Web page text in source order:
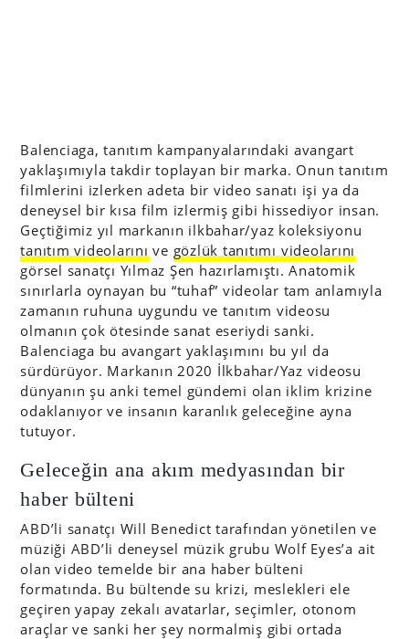
Balenciaga, tanıtım kampanyalarındaki avangart
yaklaşımıyla takdir toplayan bir marka. Onun tanıtım
filmlerini izlerken adeta bir video sanatı işi ya da
deneysel bir kısa film izlermiş gibi hissediyor insan.
Geçtiğimiz yıl markanın ilkbahar/yaz koleksiyonu
tanıtım videolarını ve gözlük tanıtımı videolarını
görsel sanatçı Yılmaz Şen hazırlamıştı. Anatomik
sınırlarla oynayan bu “tuhaf” videolar tam anlamıyla
zamanın ruhuna uygundu ve tanıtım videosu
olmanın çok ötesinde sanat eseriydi sanki.
Balenciaga bu avangart yaklaşımını bu yıl da
sürdürüyor. Markanın 2020 İlkbahar/Yaz videosu
dünyanın şu anki temel gündemi olan iklim krizine
odaklanıyor ve insanın karanlık geleceğine ayna
tutuyor.
Geleceğin ana akım medyasından bir
haber bülteni
ABD’li sanatçı Will Benedict tarafından yönetilen ve
müziği ABD’li deneysel müzik grubu Wolf Eyes’a ait
olan video temelde bir ana haber bülteni
formatında. Bu bültende su krizi, meslekleri ele
geçiren yapay zekalı avatarlar, seçimler, otonom
araçlar ve sanki her şey normalmiş gibi ortada